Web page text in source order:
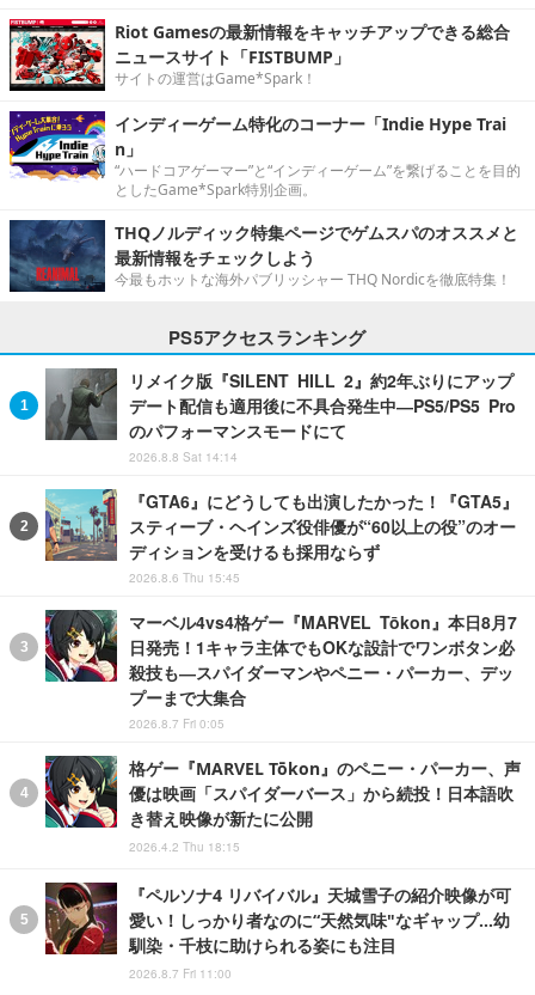
Riot Gamesの最新情報をキャッチアップできる総合
ニュースサイト「FISTBUMP」
サイトの運営はGame*Spark！
インディーゲーム特化のコーナー「Indie Hype Trai
n」
“ハードコアゲーマー”と“インディーゲーム”を繋げることを目的
としたGame*Spark特別企画。
THQノルディック特集ページでゲムスパのオススメと
最新情報をチェックしよう
今最もホットな海外パブリッシャー THQ Nordicを徹底特集！
PS5アクセスランキング
リメイク版『SILENT HILL 2』約2年ぶりにアップ
デート配信も適用後に不具合発生中―PS5/PS5 Pro
のパフォーマンスモードにて
2026.8.8 Sat 14:14
『GTA6』にどうしても出演したかった！『GTA5』
スティーブ・ヘインズ役俳優が“60以上の役”のオー
ディションを受けるも採用ならず
2026.8.6 Thu 15:45
マーベル4vs4格ゲー『MARVEL Tōkon』本日8月7
日発売！1キャラ主体でもOKな設計でワンボタン必
殺技も―スパイダーマンやペニー・パーカー、デッ
プーまで大集合
2026.8.7 Fri 0:05
格ゲー『MARVEL Tōkon』のペニー・パーカー、声
優は映画「スパイダーバース」から続投！日本語吹
き替え映像が新たに公開
2026.4.2 Thu 18:15
『ペルソナ4 リバイバル』天城雪子の紹介映像が可
愛い！しっかり者なのに“天然気味"なギャップ…幼
馴染・千枝に助けられる姿にも注目
2026.8.7 Fri 11:00